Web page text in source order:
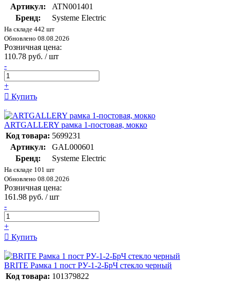
Артикул:
ATN001401
Бренд:
Systeme Electric
На складе 442 шт
Обновлено 08.08.2026
Розничная цена:
110.78 руб. / шт
-
+
Купить
ARTGALLERY рамка 1-постовая, мокко
Код товара: 5699231
Артикул:
GAL000601
Бренд:
Systeme Electric
На складе 101 шт
Обновлено 08.08.2026
Розничная цена:
161.98 руб. / шт
-
+
Купить
BRITE Рамка 1 пост РУ-1-2-БрЧ стекло черный
Код товара: 101379822